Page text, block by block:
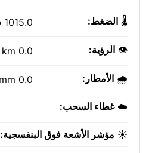
🌡️ الضغط: 1015.0 mb
👁️ الرؤية: 0.0 km
🌧️ الأمطار: 0.0 mm
☁️غطاء السحب:
☀️ مؤشر الأشعة فوق البنفسجية: